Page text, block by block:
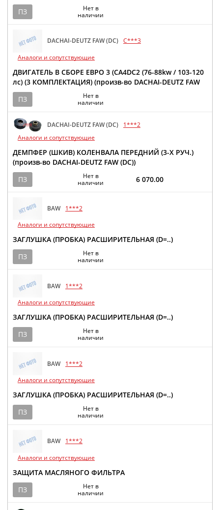
ПЗ
Нет в
наличии
DACHAI-DEUTZ FAW (DC) C***3
Аналоги и сопутствующие
ДВИГАТЕЛЬ В СБОРЕ ЕВРО 3 (CA4DC2 (76-88kw / 103-120
лс) (3 КОМПЛЕКТАЦИЯ) (произв-во DACHAI-DEUTZ FAW
ПЗ
Нет в
наличии
DACHAI-DEUTZ FAW (DC)
1***2
Аналоги и сопутствующие
ДЕМПФЕР (ШКИВ) КОЛЕНВАЛА ПЕРЕДНИЙ (3-Х РУЧ.)
(произв-во DACHAI-DEUTZ FAW (DC))
ПЗ
Нет в
наличии
6 070.00
BAW
1***2
Аналоги и сопутствующие
ЗАГЛУШКА (ПРОБКА) РАСШИРИТЕЛЬНАЯ (D=..)
ПЗ
Нет в
наличии
BAW
1***2
Аналоги и сопутствующие
ЗАГЛУШКА (ПРОБКА) РАСШИРИТЕЛЬНАЯ (D=..)
ПЗ
Нет в
наличии
BAW
1***2
Аналоги и сопутствующие
ЗАГЛУШКА (ПРОБКА) РАСШИРИТЕЛЬНАЯ (D=..)
ПЗ
Нет в
наличии
BAW
1***2
Аналоги и сопутствующие
ЗАЩИТА МАСЛЯНОГО ФИЛЬТРА
ПЗ
Нет в
наличии